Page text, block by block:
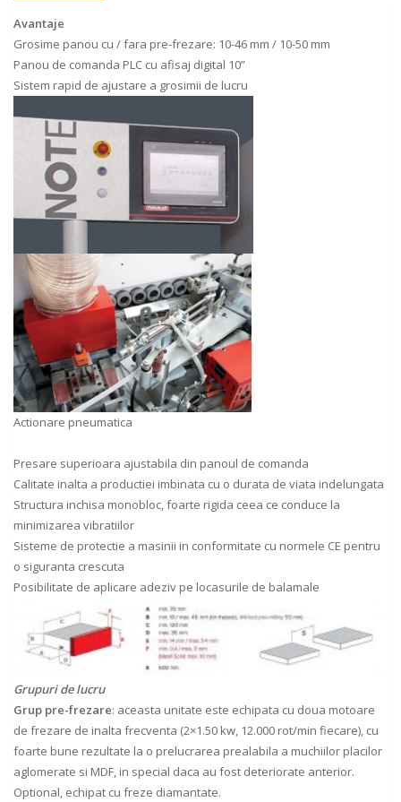
Avantaje
Grosime panou cu / fara pre-frezare: 10-46 mm / 10-50 mm
Panou de comanda PLC cu afisaj digital 10”
Sistem rapid de ajustare a grosimii de lucru
Actionare pneumatica
Presare superioara ajustabila din panoul de comanda
Calitate inalta a productiei imbinata cu o durata de viata indelungata
Structura inchisa monobloc, foarte rigida ceea ce conduce la
minimizarea vibratiilor
Sisteme de protectie a masinii in conformitate cu normele CE pentru
o siguranta crescuta
Posibilitate de aplicare adeziv pe locasurile de balamale
Grupuri de lucru
Grup pre-frezare: aceasta unitate este echipata cu doua motoare
de frezare de inalta frecventa (2×1.50 kw, 12.000 rot/min fiecare), cu
foarte bune rezultate la o prelucrarea prealabila a muchiilor placilor
aglomerate si MDF, in special daca au fost deteriorate anterior.
Optional, echipat cu freze diamantate.